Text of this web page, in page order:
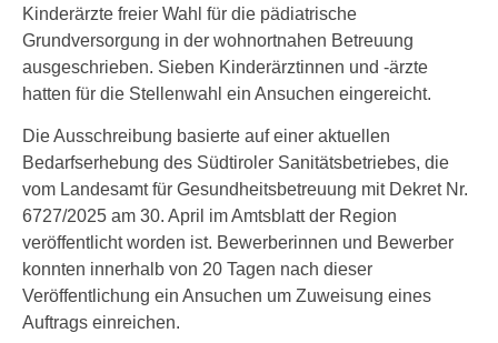
Kinderärzte freier Wahl für die pädiatrische
Grundversorgung in der wohnortnahen Betreuung
ausgeschrieben. Sieben Kinderärztinnen und -ärzte
hatten für die Stellenwahl ein Ansuchen eingereicht.
Die Ausschreibung basierte auf einer aktuellen
Bedarfserhebung des Südtiroler Sanitätsbetriebes, die
vom Landesamt für Gesundheitsbetreuung mit Dekret Nr.
6727/2025 am 30. April im Amtsblatt der Region
veröffentlicht worden ist. Bewerberinnen und Bewerber
konnten innerhalb von 20 Tagen nach dieser
Veröffentlichung ein Ansuchen um Zuweisung eines
Auftrags einreichen.